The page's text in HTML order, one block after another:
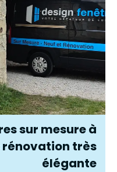
sur mesure à
rénovation très
élégante